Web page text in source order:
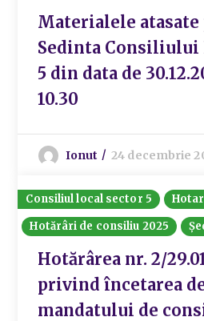
Materialele
Sedinta Consiliului
5 din data de
10.30
Ionut 24 decembrie
Consiliul local sector 5
Hotărâri de consiliu 2025
Hotărârea nr. 2/
privind încetarea
mandatului de